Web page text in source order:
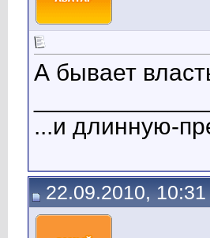
А бывает
...и длинную-
22.09.2010, 10:31